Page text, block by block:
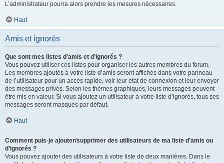
L’administrateur pourra alors prendre les mesures nécessaires.
Haut
Amis et ignorés
Que sont mes listes d’amis et d’ignorés ?
Vous pouvez utiliser ces listes pour organiser les autres membres du forum.
Les membres ajoutés à votre liste d’amis seront affichés dans votre panneau
de l’utilisateur pour un accès rapide, voir leur état de connexion et leur envoyer
des messages privés. Selon les thèmes graphiques, leurs messages peuvent
être mis en valeur. Si vous ajoutez un utilisateur à votre liste d’ignorés, tous ses
messages seront masqués par défaut.
Haut
Comment puis-je ajouter/supprimer des utilisateurs de ma liste d’amis ou
d’ignorés ?
Vous pouvez ajouter des utilisateurs à votre liste de deux manières. Dans le